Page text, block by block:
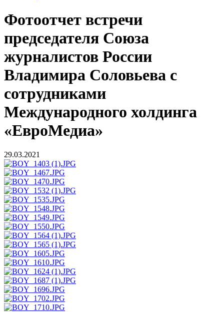
Фотоотчет встречи
председателя Союза
журналистов России
Владимира Соловьева с
сотрудниками
Международного холдинга
«ЕвроМедиа»
29.03.2021